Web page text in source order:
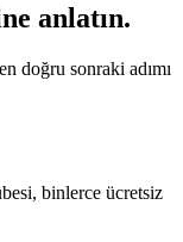
anlatın.
doğru sonraki adımı
binlerce ücretsiz